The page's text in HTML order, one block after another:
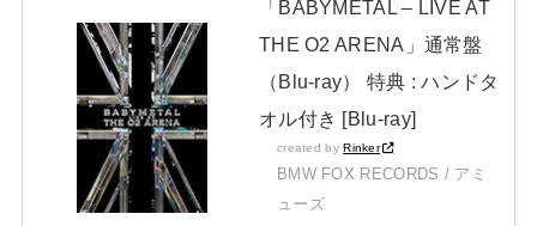
「BABYMETAL – LIVE AT
THE O2 ARENA」通常盤
（Blu-ray） 特典 : ハンドタ
オル付き [Blu-ray]
created byRinker
BMW FOX RECORDS / アミ
ューズ